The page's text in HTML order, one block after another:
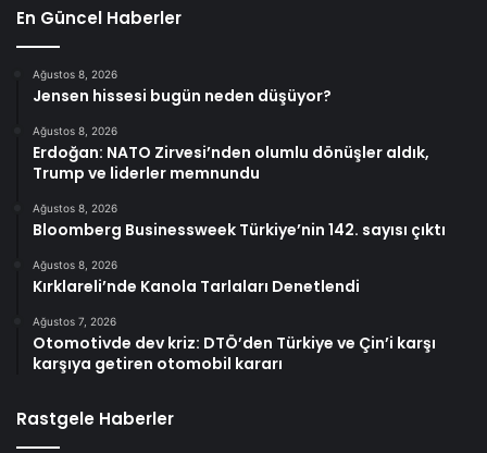
En Güncel Haberler
Ağustos 8, 2026
Jensen hissesi bugün neden düşüyor?
Ağustos 8, 2026
Erdoğan: NATO Zirvesi’nden olumlu dönüşler aldık,
Trump ve liderler memnundu
Ağustos 8, 2026
Bloomberg Businessweek Türkiye’nin 142. sayısı çıktı
Ağustos 8, 2026
Kırklareli’nde Kanola Tarlaları Denetlendi
Ağustos 7, 2026
Otomotivde dev kriz: DTÖ’den Türkiye ve Çin’i karşı
karşıya getiren otomobil kararı
Rastgele Haberler